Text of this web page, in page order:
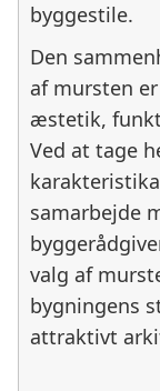
byggestile.
Den
af mursten
æstetik,
Ved at tage
samarbejde
valg af
bygningens
attraktivt